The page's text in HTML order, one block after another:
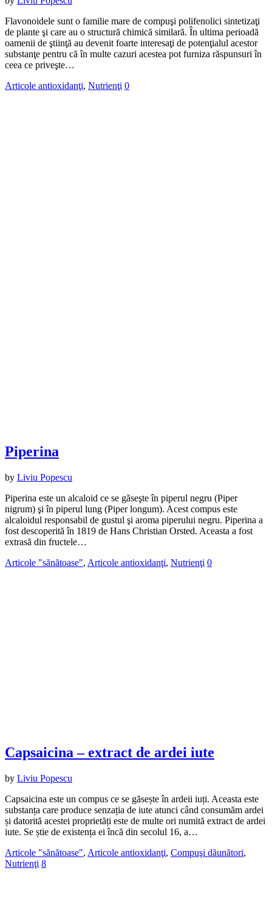
Flavonoidele sunt o familie mare de compuşi polifenolici sintetizaţi
de plante şi care au o structură chimică similară. În ultima perioadă
oamenii de ştiinţă au devenit foarte interesaţi de potenţialul acestor
substanţe pentru că în multe cazuri acestea pot furniza răspunsuri în
ceea ce priveşte…
Articole antioxidanţi, Nutrienţi 0
Piperina
by Liviu Popescu
Piperina este un alcaloid ce se găseşte în piperul negru (Piper
nigrum) şi în piperul lung (Piper longum). Acest compus este
alcaloidul responsabil de gustul şi aroma piperului negru. Piperina a
fost descoperită în 1819 de Hans Christian Orsted. Aceasta a fost
extrasă din fructele…
Articole "sănătoase", Articole antioxidanţi, Nutrienţi 0
Capsaicina – extract de ardei iute
by Liviu Popescu
Capsaicina este un compus ce se găsește în ardeii iuți. Aceasta este
substanța care produce senzația de iute atunci când consumăm ardei
și datorită acestei proprietăți este de multe ori numită extract de ardei
iute. Se știe de existența ei încă din secolul 16, a…
Articole "sănătoase", Articole antioxidanţi, Compuşi dăunători,
Nutrienţi 8